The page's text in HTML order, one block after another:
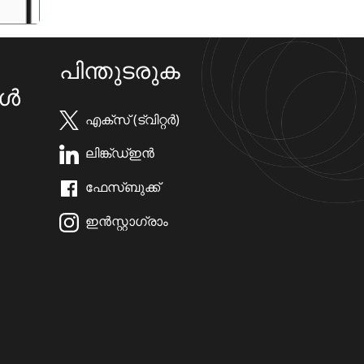
പിന്തുടരുക
എക്സ് (ട്വിറ്റർ)
ലിങ്ക്ഡ്ഇൻ
ഫേസ്ബുക്ക്
ഇൻസ്റ്റാഗ്രാം